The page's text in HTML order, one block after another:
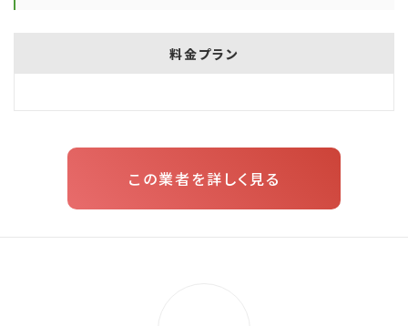
料金プラン
この業者を詳しく見る